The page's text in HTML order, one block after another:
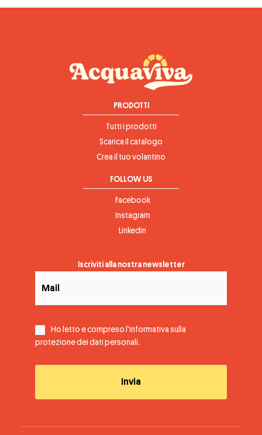
PRODOTTI
Tutti i prodotti
Scarica il catalogo
Crea il tuo volantino
FOLLOW US
Facebook
Instagram
Linkedin
Iscriviti alla nostra newsletter
Ho letto e compreso l'informativa sulla
protezione dei dati personali.